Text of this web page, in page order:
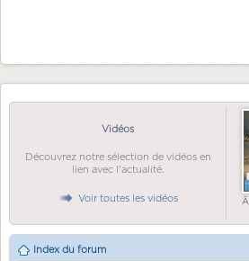
Vidéos
Découvrez notre sélection de vidéos en
lien avec l'actualité.
Voir toutes les vidéos
Index du forum